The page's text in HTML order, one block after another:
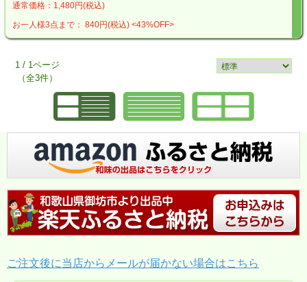
通常価格：1,480円(税込)
お一人様3点まで： 840円(税込) <43%OFF>
1 / 1ページ
（全3件）
ご注文後に当店からメールが届かない場合はこちら